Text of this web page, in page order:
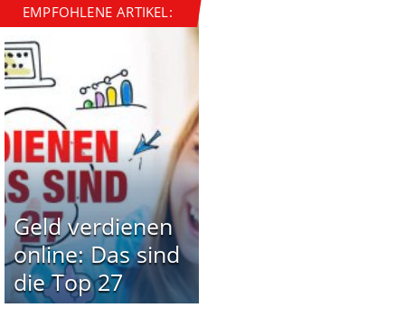
EMPFOHLENE ARTIKEL:
Geld verdienen
online: Das sind
die Top 27